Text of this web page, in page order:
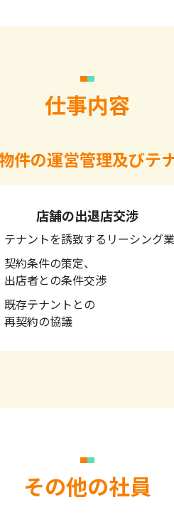
仕事内容
件の運営管理及びテ
店舗の出退店交渉
テナントを誘致するリーシング
契約条件の策定、
出店者との条件交渉
既存テナントとの
再契約の協議
その他の社員